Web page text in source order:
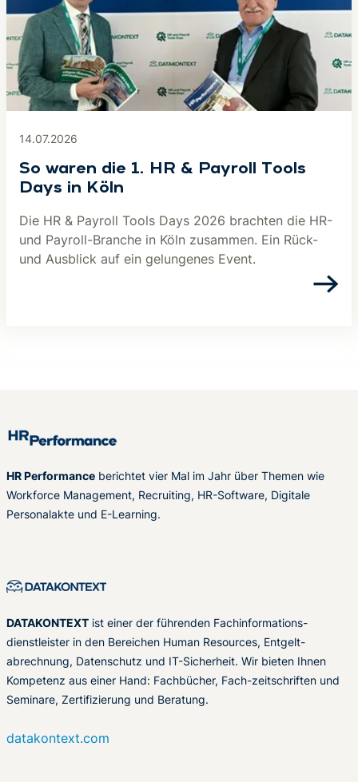
14.07.2026
So waren die 1. HR & Payroll Tools
Days in Köln
Die HR & Payroll Tools Days 2026 brachten die HR-
und Payroll-Branche in Köln zusammen. Ein Rück-
und Ausblick auf ein gelungenes Event.
HR Performance berichtet vier Mal im Jahr über Themen wie
Workforce Management, Recruiting, HR-Software, Digitale
Personalakte und E-Learning.
DATAKONTEXT ist einer der führenden Fachinformations-
dienstleister in den Bereichen Human Resources, Entgelt-
abrechnung, Datenschutz und IT-Sicherheit. Wir bieten Ihnen
Kompetenz aus einer Hand: Fachbücher, Fach-zeitschriften und
Seminare, Zertifizierung und Beratung.
datakontext.com